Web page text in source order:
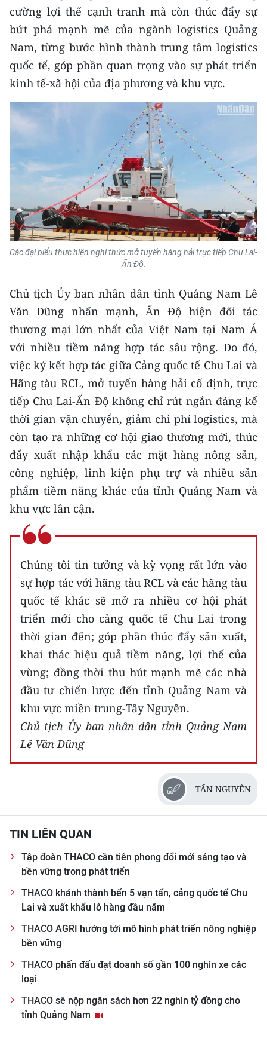
cường lợi thế cạnh tranh mà còn thúc đẩy sự
bứt phá mạnh mẽ của ngành logistics Quảng
Nam, từng bước hình thành trung tâm logistics
quốc tế, góp phần quan trọng vào sự phát triển
kinh tế-xã hội của địa phương và khu vực.
Các đại biểu thực hiện nghi thức mở tuyến hàng hải trực tiếp Chu Lai-
Ấn Độ.
Chủ tịch Ủy ban nhân dân tỉnh Quảng Nam Lê
Văn Dũng nhấn mạnh, Ấn Độ hiện đối tác
thương mại lớn nhất của Việt Nam tại Nam Á
với nhiều tiềm năng hợp tác sâu rộng. Do đó,
việc ký kết hợp tác giữa Cảng quốc tế Chu Lai và
Hãng tàu RCL, mở tuyến hàng hải cố định, trực
tiếp Chu Lai-Ấn Độ không chỉ rút ngắn đáng kể
thời gian vận chuyển, giảm chi phí logistics, mà
còn tạo ra những cơ hội giao thương mới, thúc
đẩy xuất nhập khẩu các mặt hàng nông sản,
công nghiệp, linh kiện phụ trợ và nhiều sản
phẩm tiềm năng khác của tỉnh Quảng Nam và
khu vực lân cận.
Chúng tôi tin tưởng và kỳ vọng rất lớn vào
sự hợp tác với hãng tàu RCL và các hãng tàu
quốc tế khác sẽ mở ra nhiều cơ hội phát
triển mới cho cảng quốc tế Chu Lai trong
thời gian đến; góp phần thúc đẩy sản xuất,
khai thác hiệu quả tiềm năng, lợi thế của
vùng; đồng thời thu hút mạnh mẽ các nhà
đầu tư chiến lược đến tỉnh Quảng Nam và
khu vực miền trung-Tây Nguyên.
Chủ tịch Ủy ban nhân dân tỉnh Quảng Nam
Lê Văn Dũng
TẤN NGUYÊN
TIN LIÊN QUAN
Tập đoàn THACO cần tiên phong đổi mới sáng tạo và
bền vững trong phát triển
THACO khánh thành bến 5 vạn tấn, cảng quốc tế Chu
Lai và xuất khẩu lô hàng đầu năm
THACO AGRI hướng tới mô hình phát triển nông nghiệp
bền vững
THACO phấn đấu đạt doanh số gần 100 nghìn xe các
loại
THACO sẽ nộp ngân sách hơn 22 nghìn tỷ đồng cho
tỉnh Quảng Nam